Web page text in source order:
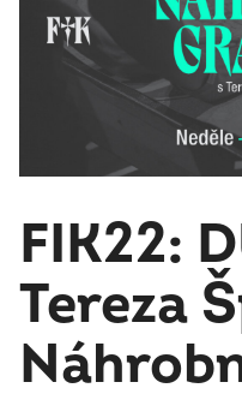
FIK22:
Tereza